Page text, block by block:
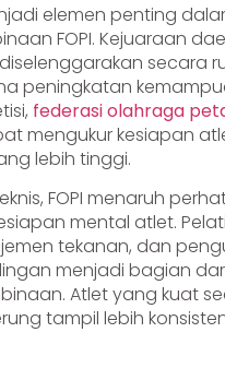
elemen penting
FOPI. Kejuaraan
secara
peningkatan
federasi olahraga
mengukur kesiapan
lebih tinggi.
FOPI menaruh
mental atlet.
tekanan, dan
menjadi bagian
Atlet yang kuat
tampil lebih